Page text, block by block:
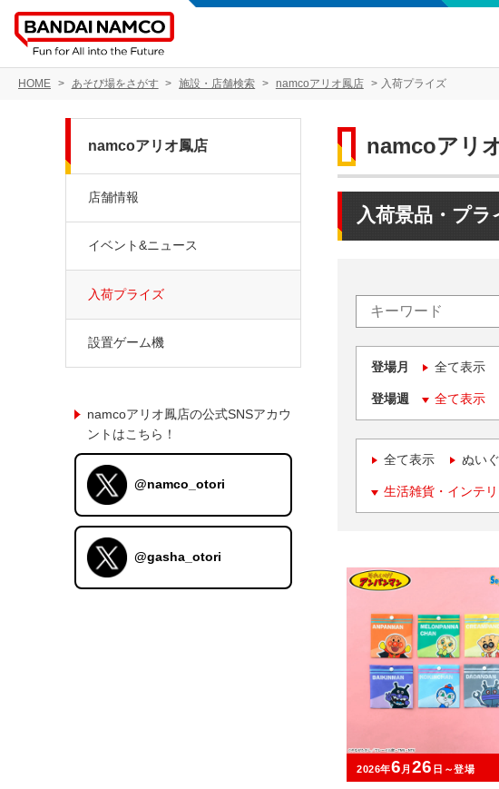
HOME あそび場をさがす 施設・店舗検索 namcoアリオ鳳店 入荷プライズ
namcoアリ
入荷景品・プラ
登場月 全て表示
登場週 全て表示
全て表示 ぬい
生活雑貨・インテ
2026年6 月 26 日～登場
namcoアリオ鳳店
店舗情報
イベント&ニュース
入荷プライズ
設置ゲーム機
namcoアリオ鳳店の公式SNSアカウ
ントはこちら！
@namco_otori
@gasha_otori